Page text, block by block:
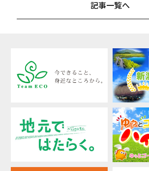
記事一覧へ